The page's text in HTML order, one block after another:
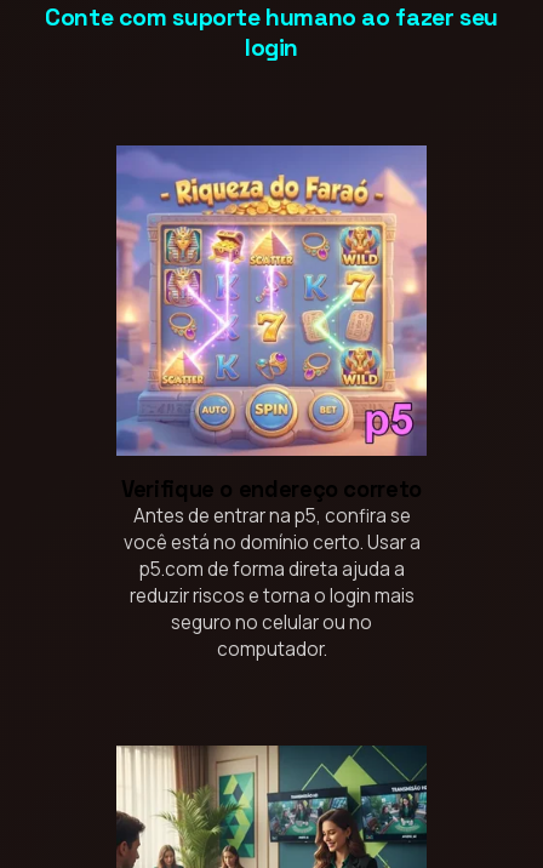
Conte com suporte humano ao fazer seu
login
Verifique o endereço correto
Antes de entrar na p5, confira se
você está no domínio certo. Usar a
p5.com de forma direta ajuda a
reduzir riscos e torna o login mais
seguro no celular ou no
computador.